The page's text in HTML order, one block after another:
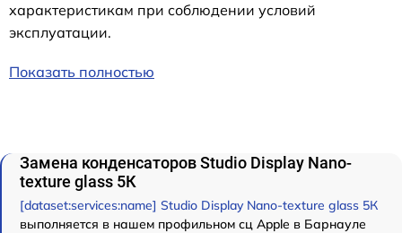
характеристикам при соблюдении условий
эксплуатации.
Показать полностью
Замена конденсаторов Studio Display Nano-
texture glass 5К
[dataset:services:name] Studio Display Nano-texture glass 5К
выполняется в нашем профильном сц Apple в Барнауле